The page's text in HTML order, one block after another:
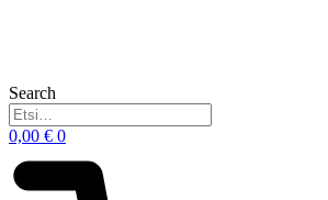
Search
0,00 € 0